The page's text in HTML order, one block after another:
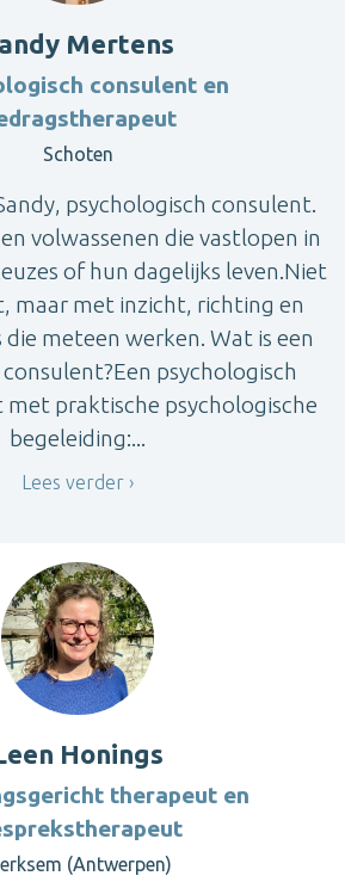
Mertens
consulent en
Schoten
psychologisch consulent.
volwassenen die vastlopen in
of hun dagelijks leven.Niet
maar met inzicht, richting en
meteen werken. Wat is een
psychologisch
praktische psychologische
begeleiding:...
Lees verder
Honings
therapeut en
(Antwerpen)